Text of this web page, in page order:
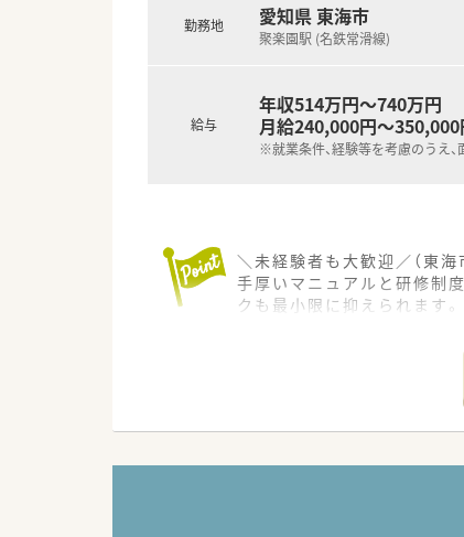
勤務地 愛知県 東海市
聚楽園駅 (名鉄常滑線)
給与
年収514万円～740万円
月給240,000円～350,000
※就業条件、経験等を考慮のうえ、
＼未経験者も大歓迎／（東海
手厚いマニュアルと研修制
クも最小限に抑えられます。
【店舗情報と応需状況につい
■最寄り駅である聚楽園駅
■近隣にあるクリニックの
■平日は19時まで、土曜日
■年齢は58歳位まで相談可
■経験の有無に関わらず、